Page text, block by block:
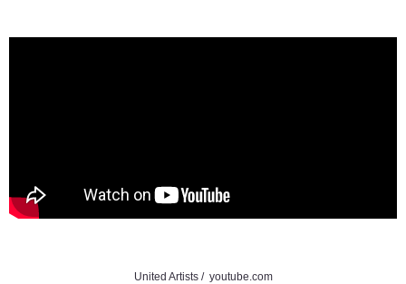
United Artists / youtube.com